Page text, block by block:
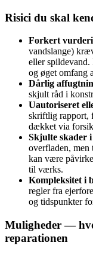
Risici du skal
Forkert
vandslange)
eller
og øget omfang
Dårlig
skjult råd i
Uautoriseret
skriftlig rapport,
dækket via
Skjulte skader
overfladen,
kan være
til værks.
Kompleksitet i
regler fra
og tidspunkter
Muligheder —
reparationen